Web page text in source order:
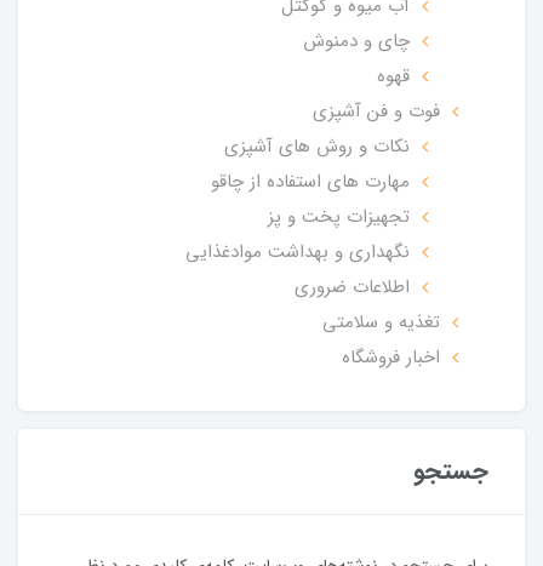
آب میوه و کوکتل
چای و دمنوش
قهوه
فوت و فن آشپزی
نکات و روش های آشپزی
مهارت های استفاده از چاقو
تجهیزات پخت و پز
نگهداری و بهداشت موادغذایی
اطلاعات ضروری
تغذیه و سلامتی
اخبار فروشگاه
جستجو